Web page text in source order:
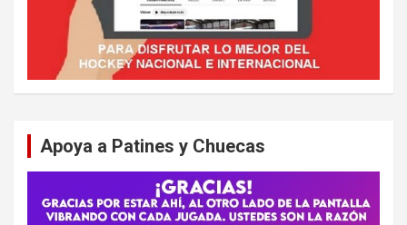
Apoya a Patines y Chuecas